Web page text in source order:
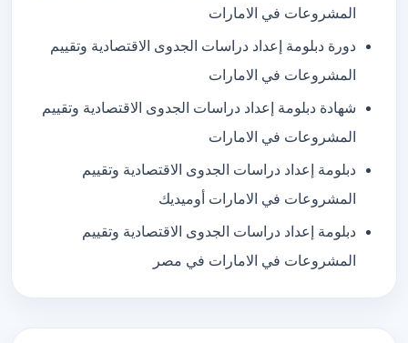
المشروعات في الامارات
دورة دبلومة إعداد دراسات الجدوى الاقتصادية وتقييم
المشروعات في الامارات
شهادة دبلومة إعداد دراسات الجدوى الاقتصادية وتقييم
المشروعات في الامارات
دبلومة إعداد دراسات الجدوى الاقتصادية وتقييم
المشروعات في الامارات أوميديك
دبلومة إعداد دراسات الجدوى الاقتصادية وتقييم
المشروعات في الامارات في مصر